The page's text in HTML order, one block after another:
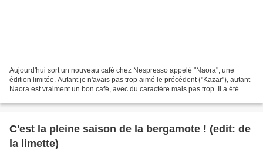
Aujourd'hui sort un nouveau café chez Nespresso appelé "Naora", une
édition limitée. Autant je n'avais pas trop aimé le précédent ("Kazar"), autant
Naora est vraiment un bon café, avec du caractère mais pas trop. Il a été
C'est la pleine saison de la bergamote ! (edit: de
la limette)